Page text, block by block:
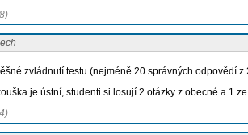
zvládnutí testu (nejméně 20 správných odpovědí
je ústní, studenti si losují 2 otázky z obecné a 1